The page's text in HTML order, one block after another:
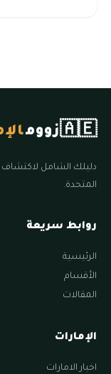
🇦🇪زووم
دليلك الشامل لاكتشاف
المتحدة.
روابط سريعة
الرئيسية
الأقسام
المقالات
الإمارات
اخبار الامارات